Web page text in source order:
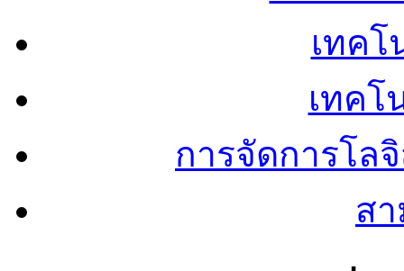
เทคโ
เทคโ
การจัดการโล
ส